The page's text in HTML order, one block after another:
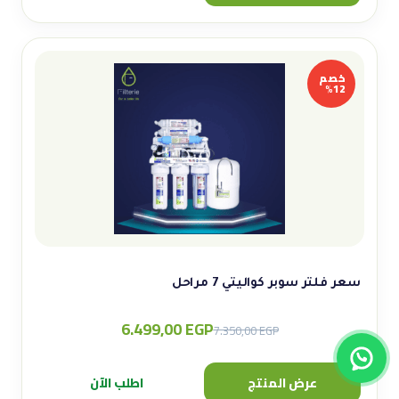
خصم
12%
سعر فلتر سوبر كواليتي 7 مراحل
7.350,00EGP
Original
6.499,00EGP
Current
عرض المنتج اطلب الآن